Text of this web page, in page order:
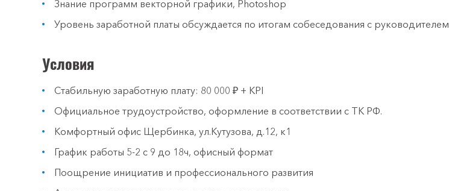
Знание программ векторной графики, Photoshop
Уровень заработной платы обсуждается по итогам собеседования с руководителем
Условия
Стабильную заработную плату: 80 000 ₽ + KPI
Официальное трудоустройство, оформление в соответствии с ТК РФ.
Комфортный офис Щербинка, ул.Кутузова, д.12, к1
График работы 5-2 с 9 до 18ч, офисный формат
Поощрение инициатив и профессионального развития